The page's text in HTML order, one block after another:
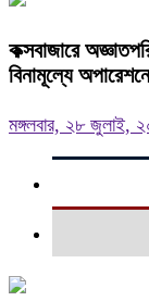
কক্সবাজারে
বিনামূল্যে
মঙ্গলবার, ২৮ জুলাই,